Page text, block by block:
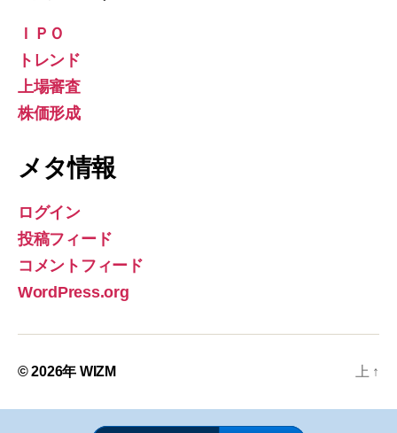
ＩＰＯ
トレンド
上場審査
株価形成
メタ情報
ログイン
投稿フィード
コメントフィード
WordPress.org
© 2026年 WIZM 上 ↑